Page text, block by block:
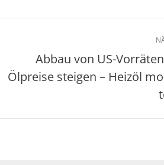
Nächster
Abbau von US-
Ölpreise steigen – Heizöl